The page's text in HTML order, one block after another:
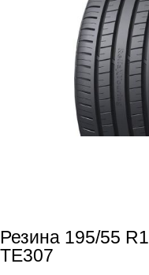
Резина 195/55
TE307